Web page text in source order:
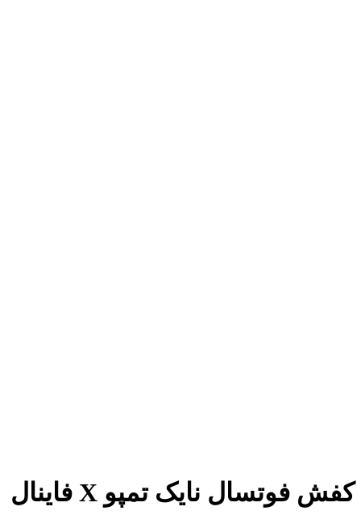
کفش فوتسال نایک تمپو X فاینال